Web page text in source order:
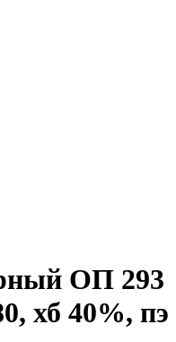
ОП 293
хб 40%, пэ